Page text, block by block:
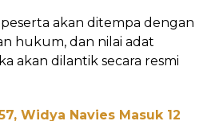
akan ditempa dengan
hukum, dan nilai adat
akan dilantik secara resmi
Widya Navies Masuk 12